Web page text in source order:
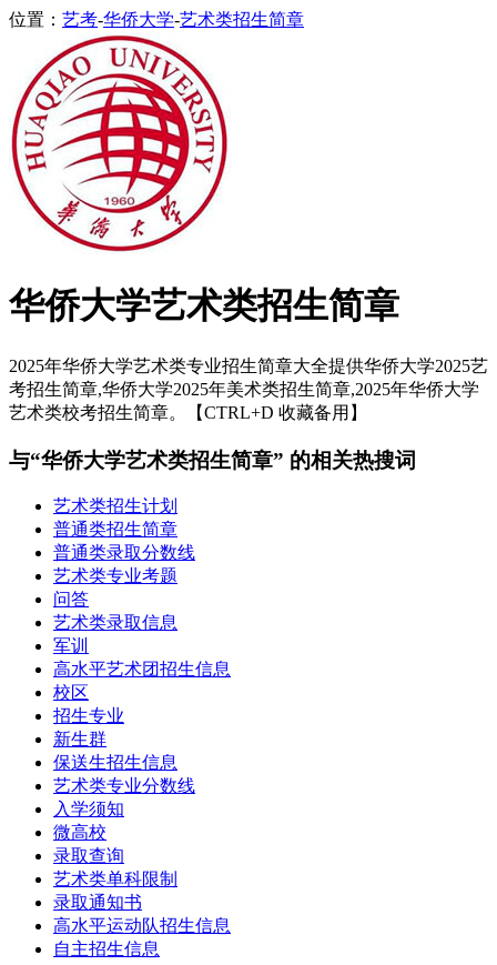
位置： 艺考-华侨大学-艺术类招生简章
华侨大学艺术类招生简章
2025年华侨大学艺术类专业招生简章大全提供华侨大学2025艺
考招生简章,华侨大学2025年美术类招生简章,2025年华侨大学
艺术类校考招生简章。【CTRL+D 收藏备用】
与“华侨大学艺术类招生简章” 的相关热搜词
艺术类招生计划
普通类招生简章
普通类录取分数线
艺术类专业考题
问答
艺术类录取信息
军训
高水平艺术团招生信息
校区
招生专业
新生群
保送生招生信息
艺术类专业分数线
入学须知
微高校
录取查询
艺术类单科限制
录取通知书
高水平运动队招生信息
自主招生信息